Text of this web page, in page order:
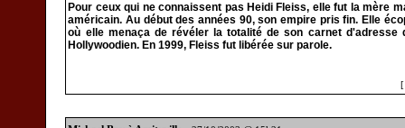
Pour ceux qui ne connaissent pas Heidi Fleiss, elle fut la mère
américain. Au début des années 90, son empire pris fin. Elle
où elle menaça de révéler la totalité de son carnet d'adresse
Hollywoodien. En 1999, Fleiss fut libérée sur parole.